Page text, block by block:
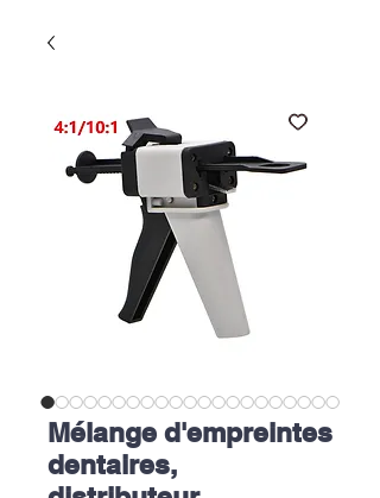
Mélange d'empreintes
dentaires,